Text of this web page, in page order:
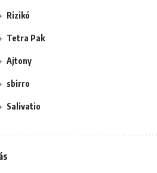
Rizikó
Tetra Pak
Ajtony
sbirro
Salivatio